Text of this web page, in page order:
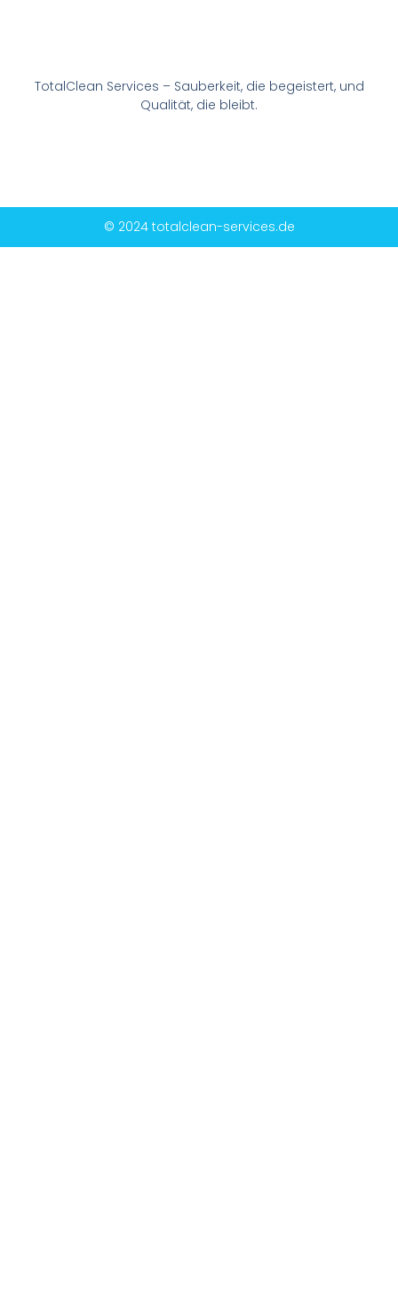
TotalClean Services – Sauberkeit, die begeistert, und
Qualität, die bleibt.
© 2024 totalclean-services.de